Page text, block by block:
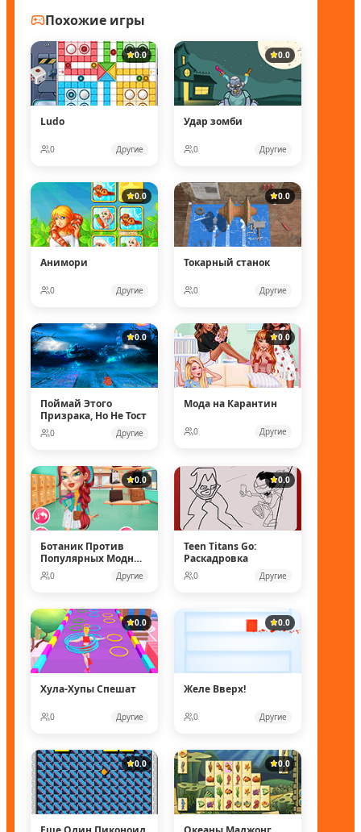
Похожие игры
0.0
Ludo
0 Другие
0.0
Удар зомби
0 Другие
0.0
Анимори
0 Другие
0.0
Токарный станок
0 Другие
0.0
Поймай Этого
Призрака, Но Не Тост
0 Другие
0.0
Мода на Карантин
0 Другие
0.0
Ботаник Против
Популярных Модных
Кукол
0 Другие
0.0
Teen Titans Go:
Раскадровка
0 Другие
0.0
Хула-Хупы Спешат
0 Другие
0.0
Желе Вверх!
0 Другие
0.0 0.0